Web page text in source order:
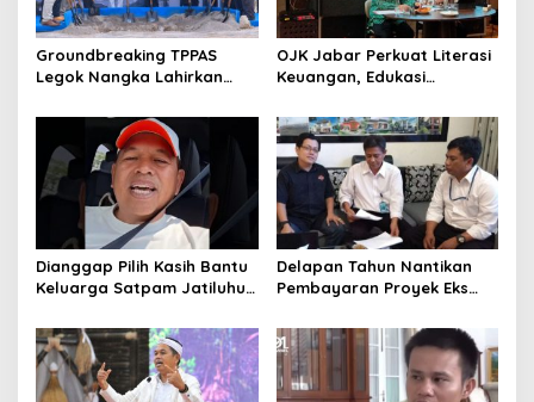
Groundbreaking TPPAS
Legok Nangka Lahirkan
Penyelesaian Sampah
Bandung Raya
OJK Jabar Perkuat Literasi
Keuangan, Edukasi
Pertumbuhan Ekonomi
Dianggap Pilih Kasih Bantu
Keluarga Satpam Jatiluhur
Penjelasan Dedi Mulyadi
Delapan Tahun Nantikan
Pembayaran Proyek Eks
Tasikmalaya Akui Merugi 3,9
Miliar